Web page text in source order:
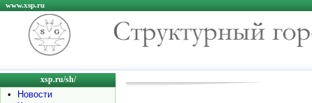
www.xsp.ru
xsp.ru/sh/
•
Новости